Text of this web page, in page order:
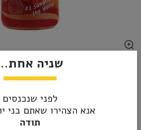
₪24.90
שניה
לפני שנכנסים
אנא הצהירו שאתם בני
תודה